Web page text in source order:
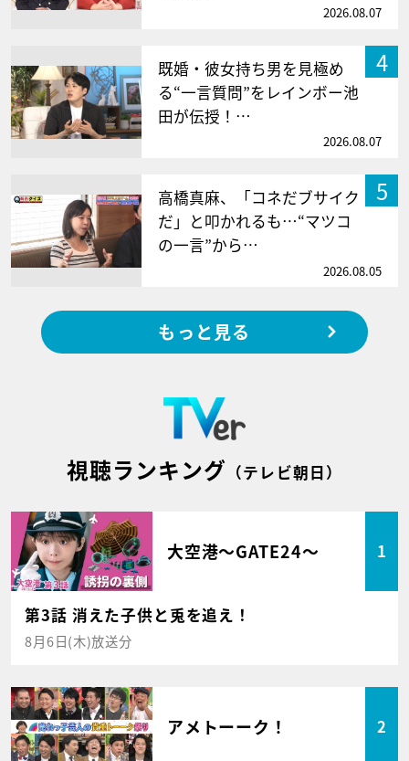
2026.08.07
4
既婚・彼女持ち男を見極め
る“一言質問”をレインボー池
田が伝授！…
2026.08.07
5
高橋真麻、「コネだブサイク
だ」と叩かれるも…“マツコ
の一言”から…
2026.08.05
もっと見る
視聴ランキング （テレビ朝日）
大空港～GATE24～ 1
第3話 消えた子供と兎を追え！
8月6日(木)放送分
アメトーーク！ 2